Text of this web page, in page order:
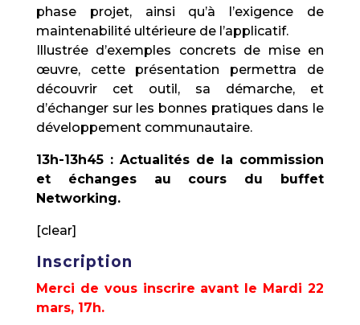
phase projet, ainsi qu’à l’exigence de
maintenabilité ultérieure de l’applicatif.
Illustrée d’exemples concrets de mise en
œuvre, cette présentation permettra de
découvrir cet outil, sa démarche, et
d’échanger sur les bonnes pratiques dans le
développement communautaire.
13h-13h45 : Actualités de la commission
et échanges au cours du buffet
Networking.
[clear]
Inscription
Merci de vous inscrire avant le Mardi 22
mars, 17h.